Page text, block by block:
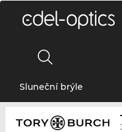
Sluneční brýle